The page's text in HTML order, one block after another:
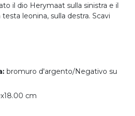
il dio Herymaat sulla sinistra e il
leonina, sulla destra. Scavi
bromuro d'argento/Negativo su
cm